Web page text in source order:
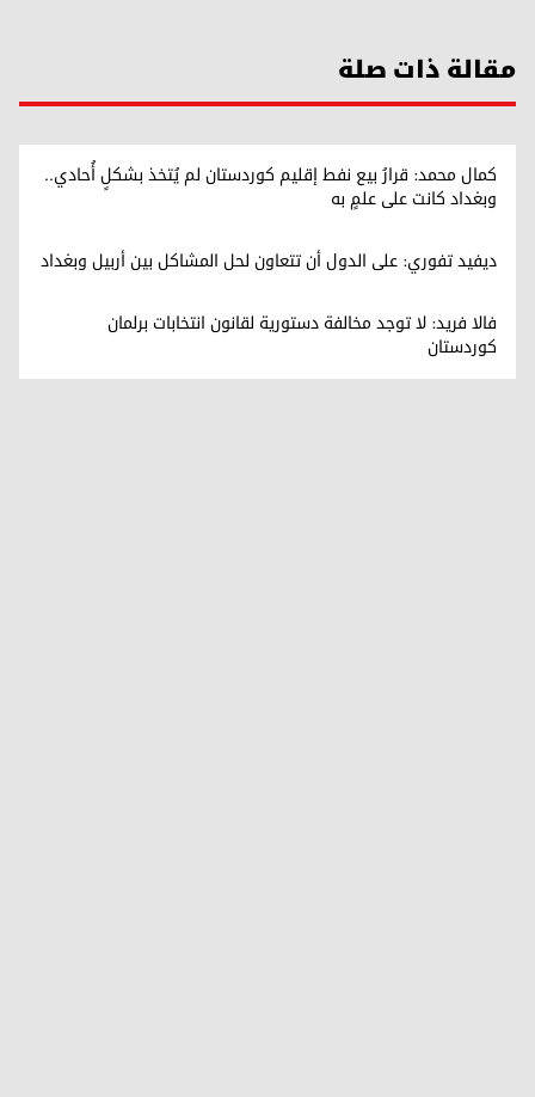
مقالة ذات صلة
كمال محمد: قرارُ بيع نفط إقليم كوردستان لم يُتخذ بشكلٍ أُحادي..
وبغداد كانت على علمٍ به
ديفيد تفوري: على الدول أن تتعاون لحل المشاكل بين أربيل وبغداد
فالا فريد: لا توجد مخالفة دستورية لقانون انتخابات برلمان
كوردستان